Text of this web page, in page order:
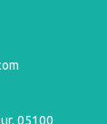
05100